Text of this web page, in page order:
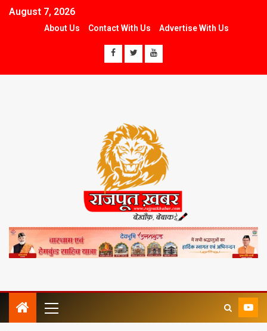
August 7, 2026
About Us Contact With Us Advertise With Us